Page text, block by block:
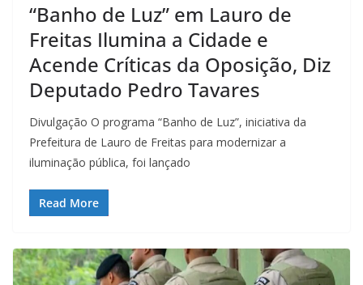
“Banho de Luz” em Lauro de
Freitas Ilumina a Cidade e
Acende Críticas da Oposição, Diz
Deputado Pedro Tavares
Divulgação O programa “Banho de Luz”, iniciativa da
Prefeitura de Lauro de Freitas para modernizar a
iluminação pública, foi lançado
Read More